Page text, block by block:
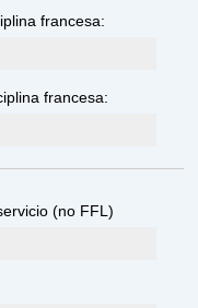
francesa:
francesa:
(no FFL)